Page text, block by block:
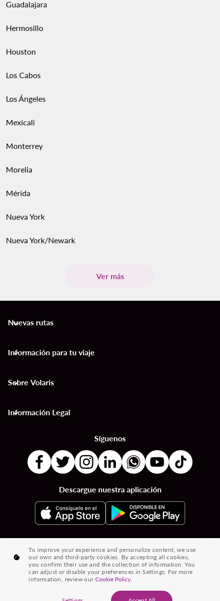
Guadalajara
Hermosillo
Houston
Los Cabos
Los Ángeles
Mexicali
Monterrey
Morelia
Mérida
Nueva York
Nueva York/Newark
Ver más
Nuevas rutas
keyboard_arrow_down
Información para tu viaje
keyboard_arrow_down
Sobre Volaris
keyboard_arrow_down
Información Legal
keyboard_arrow_down
Síguenos
Descargue nuestra aplicación
Destinos por Países | Destinos por Ciudades | Vuelos desde País a País
Vuelos de Ciudad a Ciudad | Vuelos de Países a Ciudades |
Vuelos desde Ciudades | Vuelos desde Países
® 2026 Volaris y su logotipo son marcas registradas de Volaris
To improve your experience and personalize content, we use
our own and third-party cookies. By accepting all cookies,
you confirm their use and the collection of information. You
can adjust or disable your preferences in Settings. For more
information, review ourCookie Policy.